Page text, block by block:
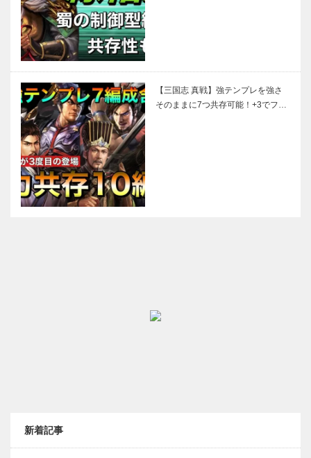
【三国志 真戦】強テンプレを強さ
そのままに7つ共存可能！+3でフ…
新着記事